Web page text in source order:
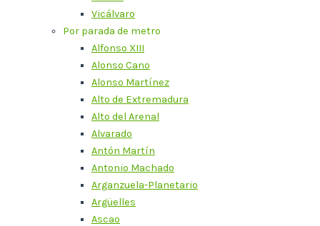
Vicálvaro
Por parada de metro
Alfonso XIII
Alonso Cano
Alonso Martínez
Alto de Extremadura
Alto del Arenal
Alvarado
Antón Martín
Antonio Machado
Arganzuela-Planetario
Argüelles
Ascao